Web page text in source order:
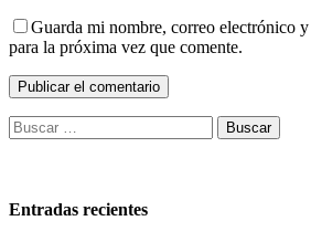
Guarda mi nombre, correo electrónico
para la próxima vez que comente.
Buscar:
Entradas recientes